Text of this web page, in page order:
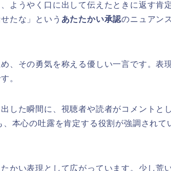
ようやく口に出して伝えたときに返す肯
たな」という あたたかい承認のニュアン
、その勇気を称える優しい一言です。表
。
した瞬間に、視聴者や読者がコメントと
、本心の吐露を肯定する役割が強調されて
かい表現として広がっています。少し荒